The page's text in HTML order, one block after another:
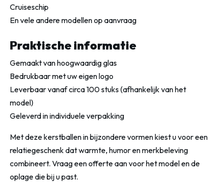
Cruiseschip
En vele andere modellen op aanvraag
Praktische informatie
Gemaakt van hoogwaardig glas
Bedrukbaar met uw eigen logo
Leverbaar vanaf circa 100 stuks (afhankelijk van het
model)
Geleverd in individuele verpakking
Met deze kerstballen in bijzondere vormen kiest u voor een
relatiegeschenk dat warmte, humor en merkbeleving
combineert. Vraag een offerte aan voor het model en de
oplage die bij u past.